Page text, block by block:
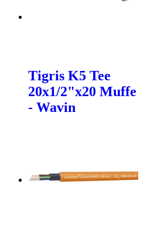
Tigris K5 Tee
20x1/2"x20 Muffe
- Wavin